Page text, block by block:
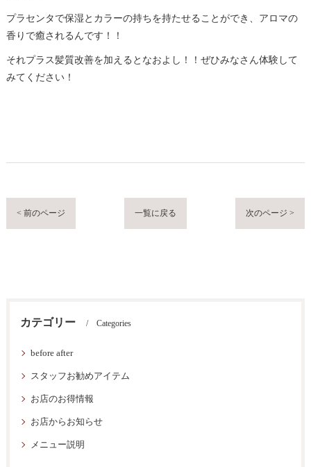
プラセンタで保湿とカラーの持ちを持たせることができ、アロマの
香りで癒されるんです！！
それプラス髪質改善を加えるとなおよし！！ぜひみなさん体験して
みてください！
< 前のページ 一覧に戻る 次のページ >
カテゴリー Categories
before after
スタッフお勧めアイテム
お店のお得情報
お店からお知らせ
メニュー説明